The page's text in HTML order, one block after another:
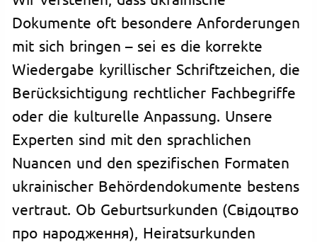
Dokumente oft besondere Anforderungen
mit sich bringen – sei es die korrekte
Wiedergabe kyrillischer Schriftzeichen, die
Berücksichtigung rechtlicher Fachbegriffe
oder die kulturelle Anpassung. Unsere
Experten sind mit den sprachlichen
Nuancen und den spezifischen Formaten
ukrainischer Behördendokumente bestens
vertraut. Ob Geburtsurkunden (Свідоцтво
про народження), Heiratsurkunden